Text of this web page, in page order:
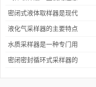
事项要重视
密闭式液体取样器是现代
化采样技术的助手
液化气采样器的主要特点
和使用规范
水质采样器是一种专门用
于采集水样进行分析的设
密闭密封循环式采样器的